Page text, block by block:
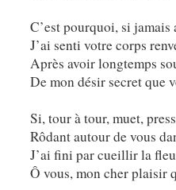
C’est pourquoi, si
J’ai senti votre corps
Après avoir longtemps
De mon désir secret que
Si, tour à tour, muet,
Rôdant autour de vous
J’ai fini par cueillir la
Ô vous, mon cher plaisir